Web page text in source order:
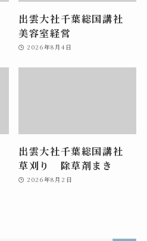
出雲大社千葉総国講社
美容室経営
2026年8月4日
出雲大社千葉総国講社
草刈り 除草剤まき
2026年8月2日